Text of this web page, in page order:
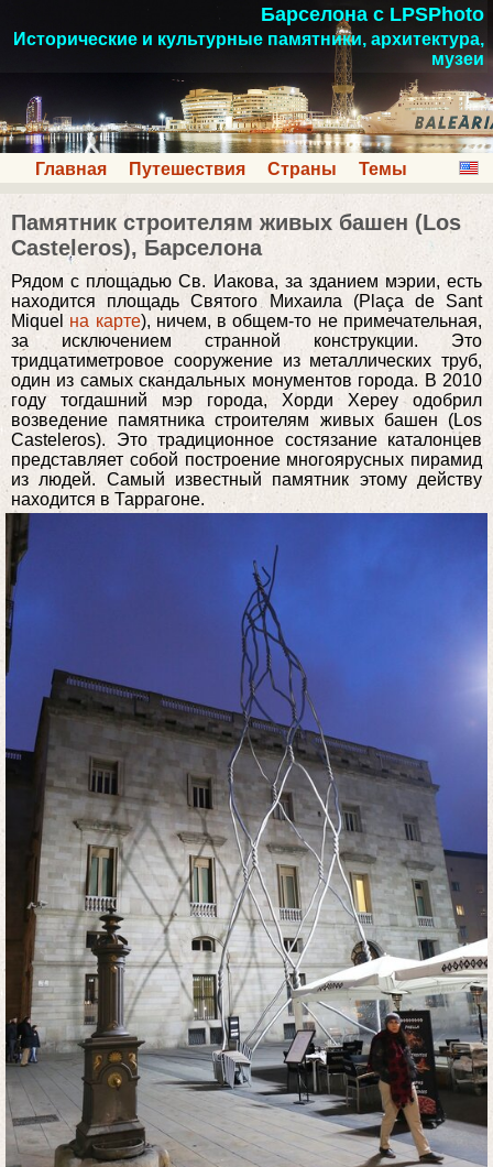
Барселона с LPSPhoto
Исторические и культурные памятники, архитектура,
музеи
Главная Путешествия Страны Темы
Памятник строителям живых башен (Los
Casteleros), Барселона
Рядом с площадью Св. Иакова, за зданием мэрии, есть
находится площадь Святого Михаила (Plaça de Sant
Miquel на карте), ничем, в общем-то не примечательная,
за исключением странной конструкции. Это
тридцатиметровое сооружение из металлических труб,
один из самых скандальных монументов города. В 2010
году тогдашний мэр города, Хорди Хереу одобрил
возведение памятника строителям живых башен (Los
Casteleros). Это традиционное состязание каталонцев
представляет собой построение многоярусных пирамид
из людей. Самый известный памятник этому действу
находится в Таррагоне.